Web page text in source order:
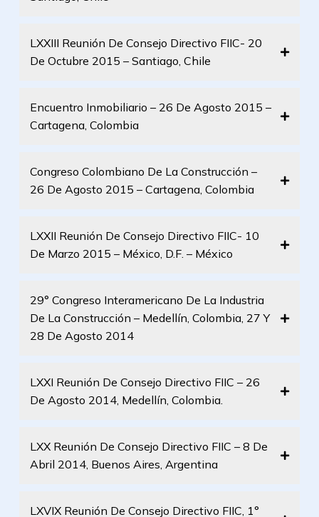
LXXIII Reunión De Consejo Directivo FIIC- 20
De Octubre 2015 – Santiago, Chile
Encuentro Inmobiliario – 26 De Agosto 2015 –
Cartagena, Colombia
Congreso Colombiano De La Construcción –
26 De Agosto 2015 – Cartagena, Colombia
LXXII Reunión De Consejo Directivo FIIC- 10
De Marzo 2015 – México, D.F. – México
29° Congreso Interamericano De La Industria
De La Construcción – Medellín, Colombia, 27 Y
28 De Agosto 2014
LXXI Reunión De Consejo Directivo FIIC – 26
De Agosto 2014, Medellín, Colombia.
LXX Reunión De Consejo Directivo FIIC – 8 De
Abril 2014, Buenos Aires, Argentina
LXVIX Reunión De Consejo Directivo FIIC, 1°